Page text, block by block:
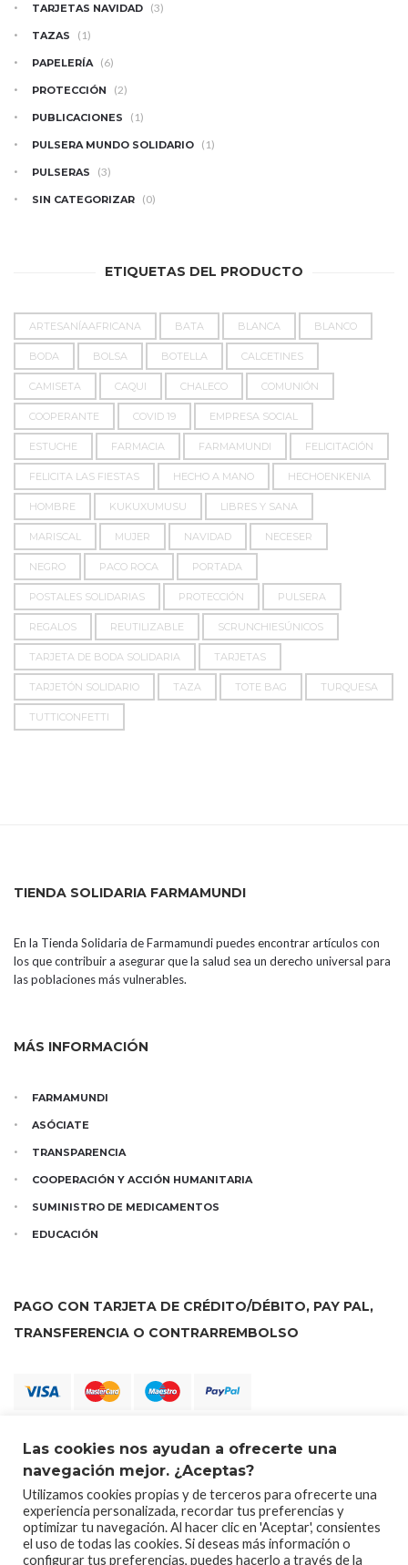
TARJETAS NAVIDAD (3)
TAZAS (1)
PAPELERÍA (6)
PROTECCIÓN (2)
PUBLICACIONES (1)
PULSERA MUNDO SOLIDARIO (1)
PULSERAS (3)
SIN CATEGORIZAR (0)
ETIQUETAS DEL PRODUCTO
ARTESANÍAAFRICANA BATA BLANCA BLANCO
BODA BOLSA BOTELLA CALCETINES
CAMISETA CAQUI CHALECO COMUNIÓN
COOPERANTE COVID 19 EMPRESA SOCIAL
ESTUCHE FARMACIA FARMAMUNDI FELICITACIÓN
FELICITA LAS FIESTAS HECHO A MANO HECHOENKENIA
HOMBRE KUKUXUMUSU LIBRES Y SANA
MARISCAL MUJER NAVIDAD NECESER
NEGRO PACO ROCA PORTADA
POSTALES SOLIDARIAS PROTECCIÓN PULSERA
REGALOS REUTILIZABLE SCRUNCHIESÚNICOS
TARJETA DE BODA SOLIDARIA TARJETAS
TARJETÓN SOLIDARIO TAZA TOTE BAG TURQUESA
TUTTICONFETTI
TIENDA SOLIDARIA FARMAMUNDI
En la Tienda Solidaria de Farmamundi puedes encontrar artículos con
los que contribuir a asegurar que la salud sea un derecho universal para
las poblaciones más vulnerables.
MÁS INFORMACIÓN
FARMAMUNDI
ASÓCIATE
TRANSPARENCIA
COOPERACIÓN Y ACCIÓN HUMANITARIA
SUMINISTRO DE MEDICAMENTOS
EDUCACIÓN
PAGO CON TARJETA DE CRÉDITO/DÉBITO, PAY PAL,
TRANSFERENCIA O CONTRARREMBOLSO
Las cookies nos ayudan a ofrecerte una
navegación mejor. ¿Aceptas?
Utilizamos cookies propias y de terceros para ofrecerte una
experiencia personalizada, recordar tus preferencias y
optimizar tu navegación. Al hacer clic en 'Aceptar', consientes
el uso de todas las cookies. Si deseas más información o
configurar tus preferencias, puedes hacerlo a través de la